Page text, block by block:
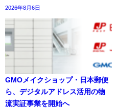
2026年8月6日
GMOメイクショップ・日本郵便
ら、デジタルアドレス活用の物
流実証事業を開始へ